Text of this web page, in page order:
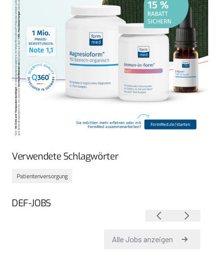
Verwendete Schlagwörter
Patientenversorgung
DEF-JOBS